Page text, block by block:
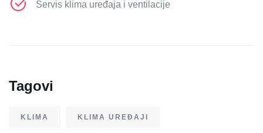
Servis klima uređaja i ventilacije
Tagovi
KLIMA KLIMA UREĐAJI